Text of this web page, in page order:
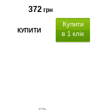
372 грн
КУПИТИ
Купити
в 1 клік